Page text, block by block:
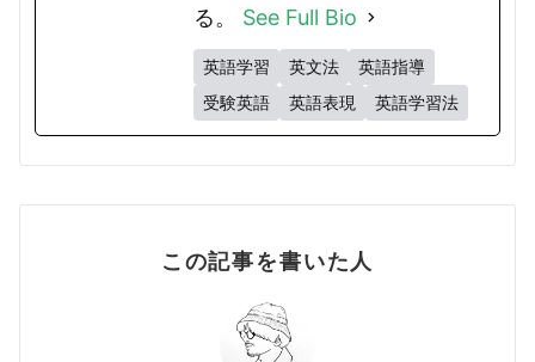
る。 See Full Bio
英語学習 英文法
英語指導
受験英語
英語表現 英語学習法
この記事を書いた人